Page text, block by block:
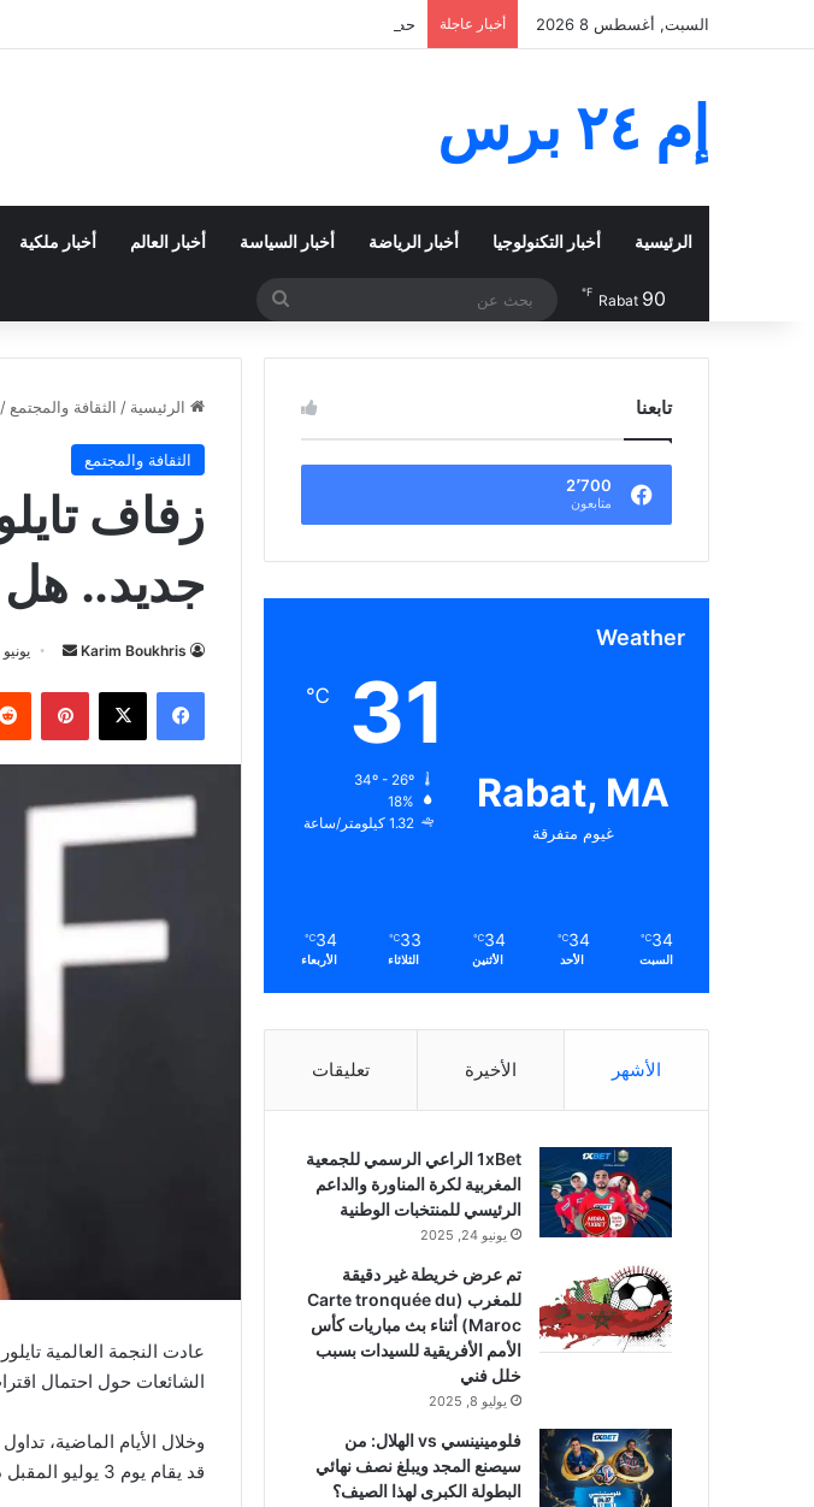
السبت, أغسطس 8 2026 أخبار عاجلة حطام من صاروخ سبايس إكس يضرب القمر.. فوهة جديدة تثير
إم ٢٤ برس
الرئيسية أخبار التكنولوجيا أخبار الرياضة أخبار السياسة أخبار العالم أخبار ملكية
Rabat 90
℉
بحث
الرئيسية / الثقافة والمجتمع /
الثقافة والمجتمع
زفاف
جديد.. هل
Karim Boukhris
أرسل
إلكترونيا
يونيو 21, 2026
فيسبوك ‫X
عادت النجمة العالمية
الشائعات حول احتمال
وخلال الأيام الماضية،
قد يقام يوم 3 يوليو المقبل داخل قاعة “ماديسون سكوير غاردن” الشهيرة في نيويورك.
تابعنا
2٬700
متابعون
Weather
Rabat, MA
غيوم متفرقة
31
℃
18%
1.32 كيلومتر/ساعة
34
℃
السبت
34
℃
الأحد
34
℃
الأثنين
33
℃
الثلاثاء
34
℃
الأربعاء
الأشهر الأخيرة تعليقات
1xBet الراعي الرسمي للجمعية
المغربية لكرة المناورة والداعم
الرئيسي للمنتخبات الوطنية
يونيو 24, 2025
تم عرض خريطة غير دقيقة
للمغرب (Carte tronquée du
Maroc) أثناء بث مباريات كأس
الأمم الأفريقية للسيدات بسبب
خلل فني
يوليو 8, 2025
فلومينينسي vs الهلال: من
سيصنع المجد ويبلغ نصف نهائي
البطولة الكبرى لهذا الصيف؟